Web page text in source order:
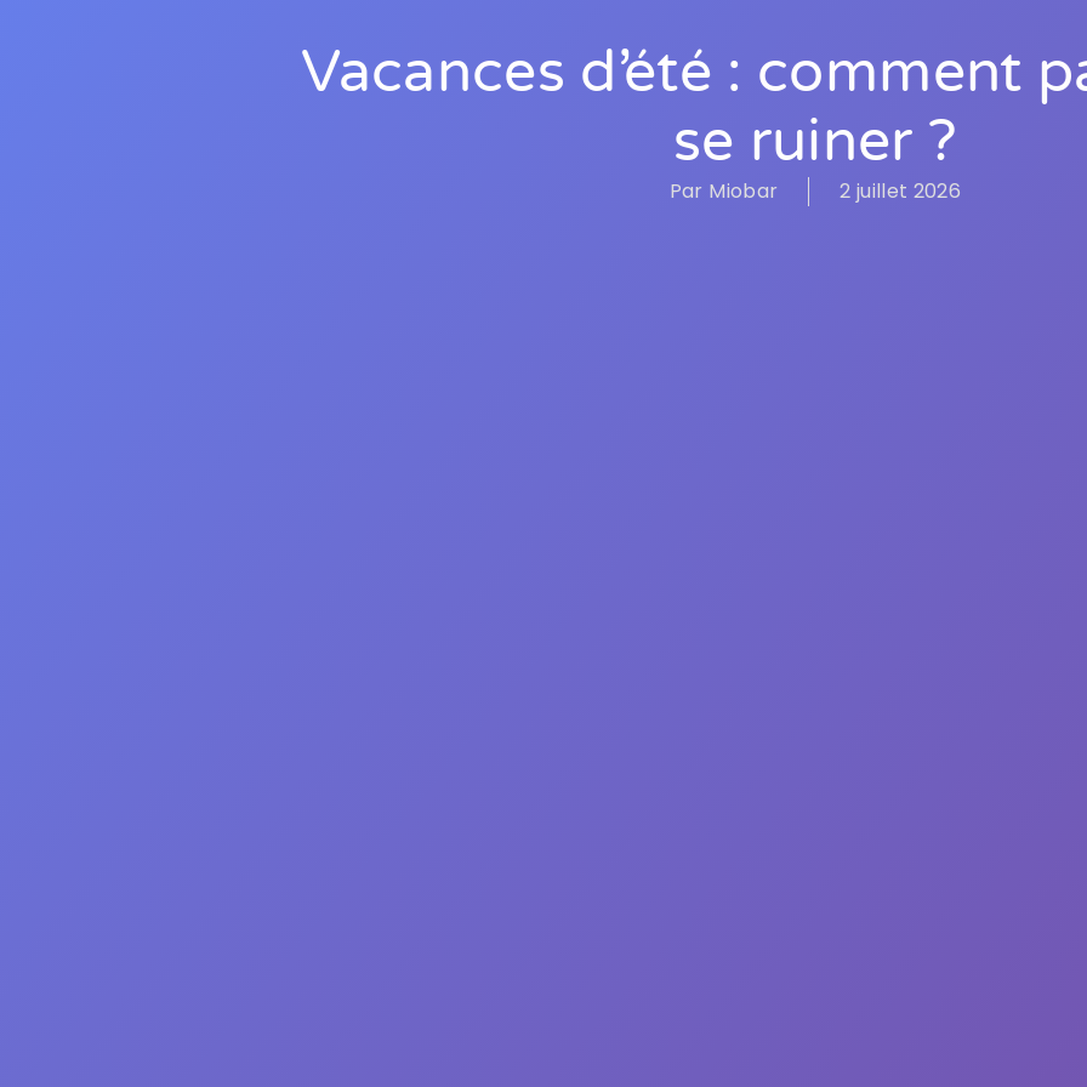
Vacances d’été : comment
se ruiner ?
Par Miobar 2 juillet 2026